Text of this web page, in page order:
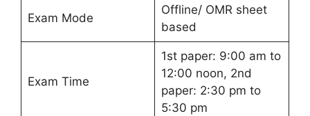
Exam Mode
Offline/ OMR sheet
based
Exam Time
1st paper: 9:00 am to
12:00 noon, 2nd
paper: 2:30 pm to
5:30 pm